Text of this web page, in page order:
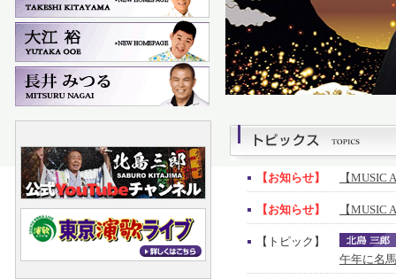
【お知らせ】 【MUSIC
【お知らせ】 【MUSIC
【トピック】
午年に名